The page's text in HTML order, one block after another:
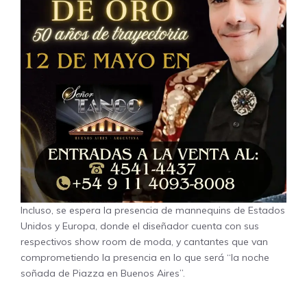
Incluso, se espera la presencia de mannequins de Estados
Unidos y Europa, donde el diseñador cuenta con sus
respectivos show room de moda, y cantantes que van
comprometiendo la presencia en lo que será “la noche
soñada de Piazza en Buenos Aires”.